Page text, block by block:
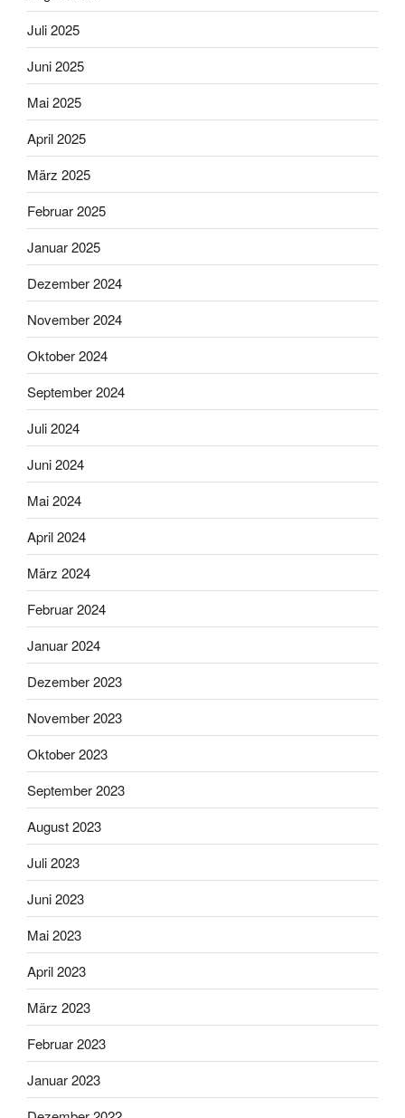
Juli 2025
Juni 2025
Mai 2025
April 2025
März 2025
Februar 2025
Januar 2025
Dezember 2024
November 2024
Oktober 2024
September 2024
Juli 2024
Juni 2024
Mai 2024
April 2024
März 2024
Februar 2024
Januar 2024
Dezember 2023
November 2023
Oktober 2023
September 2023
August 2023
Juli 2023
Juni 2023
Mai 2023
April 2023
März 2023
Februar 2023
Januar 2023